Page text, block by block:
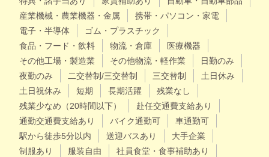
産業機械・農業機器・金属
携帯・パソコン・家電
電子・半導体
ゴム・プラスチック
食品・フード・飲料
物流・倉庫
医療機器
その他工場・製造業
その他物流・軽作業
日勤のみ
夜勤のみ
二交替制/三交替制 三交替制
土日休み
土日祝休み
短期 長期活躍
残業なし
残業少なめ（20時間以下）
赴任交通費支給あり
通勤交通費支給あり
バイク通勤可
車通勤可
駅から徒歩5分以内
送迎バスあり
大手企業
制服あり
服装自由
社員食堂・食事補助あり